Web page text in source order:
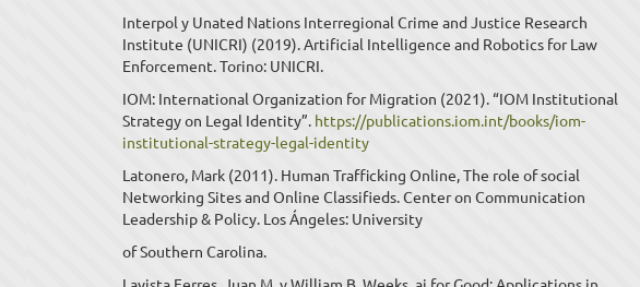
Interpol y Unated Nations Interregional Crime and Justice Research
Institute (UNICRI) (2019). Artificial Intelligence and Robotics for Law
Enforcement. Torino: UNICRI.
IOM: International Organization for Migration (2021). “IOM Institutional
Strategy on Legal Identity”. https://publications.iom.int/books/iom-
institutional-strategy-legal-identity
Latonero, Mark (2011). Human Trafficking Online, The role of social
Networking Sites and Online Classifieds. Center on Communication
Leadership & Policy. Los Ángeles: University
of Southern Carolina.